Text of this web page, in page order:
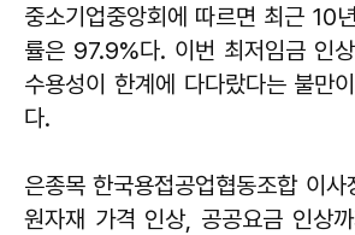
중소기업중앙회에 따르면 최근 10
률은 97.9%다. 이번 최저임금 인
수용성이 한계에 다다랐다는 불만
다.
은종목 한국용접공업협동조합 이사
원자재 가격 인상, 공공요금 인상